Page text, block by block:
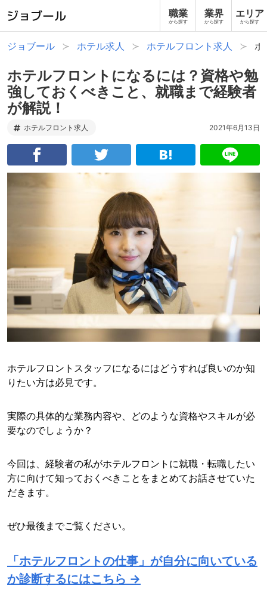
職業
から探す
業界
から探す
エリア
から探す
ジョブール ホテル求人 ホテルフロント求人 ホ
ホテルフロントになるには？資格や勉
強しておくべきこと、就職まで経験者
が解説！
ホテルフロント求人 2021年6月13日
ホテルフロントスタッフになるにはどうすれば良いのか知
りたい方は必見です。
実際の具体的な業務内容や、どのような資格やスキルが必
要なのでしょうか？
今回は、経験者の私がホテルフロントに就職・転職したい
方に向けて知っておくべきことをまとめてお話させていた
だきます。
ぜひ最後までご覧ください。
「ホテルフロントの仕事」が自分に向いている
か診断するにはこちら →